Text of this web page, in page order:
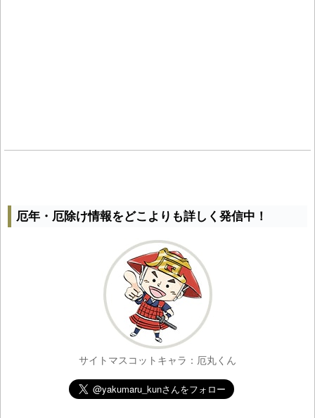
厄年・厄除け情報をどこよりも詳しく発信中！
サイトマスコットキャラ：厄丸くん